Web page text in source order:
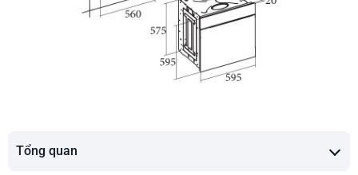
Tổng quan